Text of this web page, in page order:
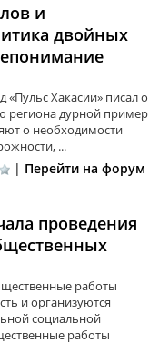
и
двойных
«Пульс Хакасии» писал о
региона дурной пример
о необходимости
...
| Перейти на форум
проведения
работы
и организуются
социальной
работы